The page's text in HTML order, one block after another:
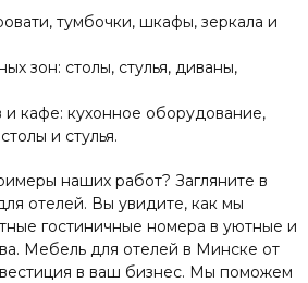
тумбочки, шкафы, зеркала и
зон: столы, стулья, диваны,
и кафе: кухонное оборудование,
и стулья.
наших работ? Загляните в
отелей. Вы увидите, как мы
гостиничные номера в уютные и
Мебель для отелей в Минске от
в ваш бизнес. Мы поможем